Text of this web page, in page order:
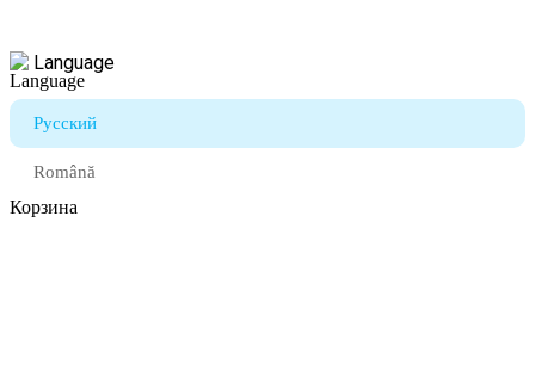
Language
Русский
Română
Корзина